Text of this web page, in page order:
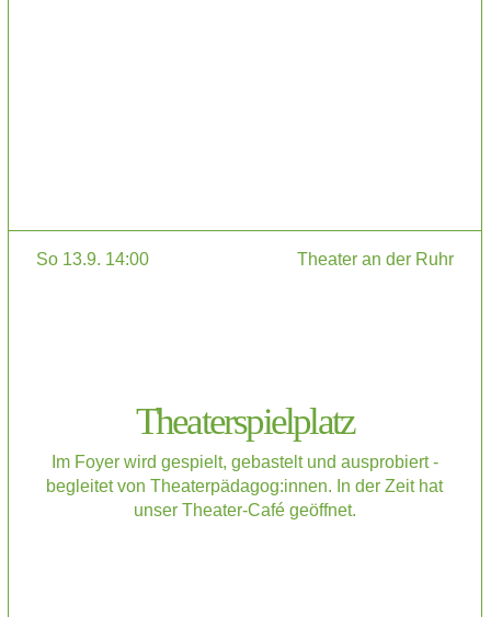
So 13.9. 14:00 Theater an der Ruhr
Theaterspielplatz
Im Foyer wird gespielt, gebastelt und ausprobiert -
begleitet von Theaterpädagog:innen. In der Zeit hat
unser Theater-Café geöffnet.